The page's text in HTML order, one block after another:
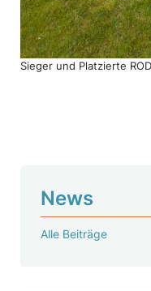
Sieger und Plat­zierte
News
Alle Beiträge